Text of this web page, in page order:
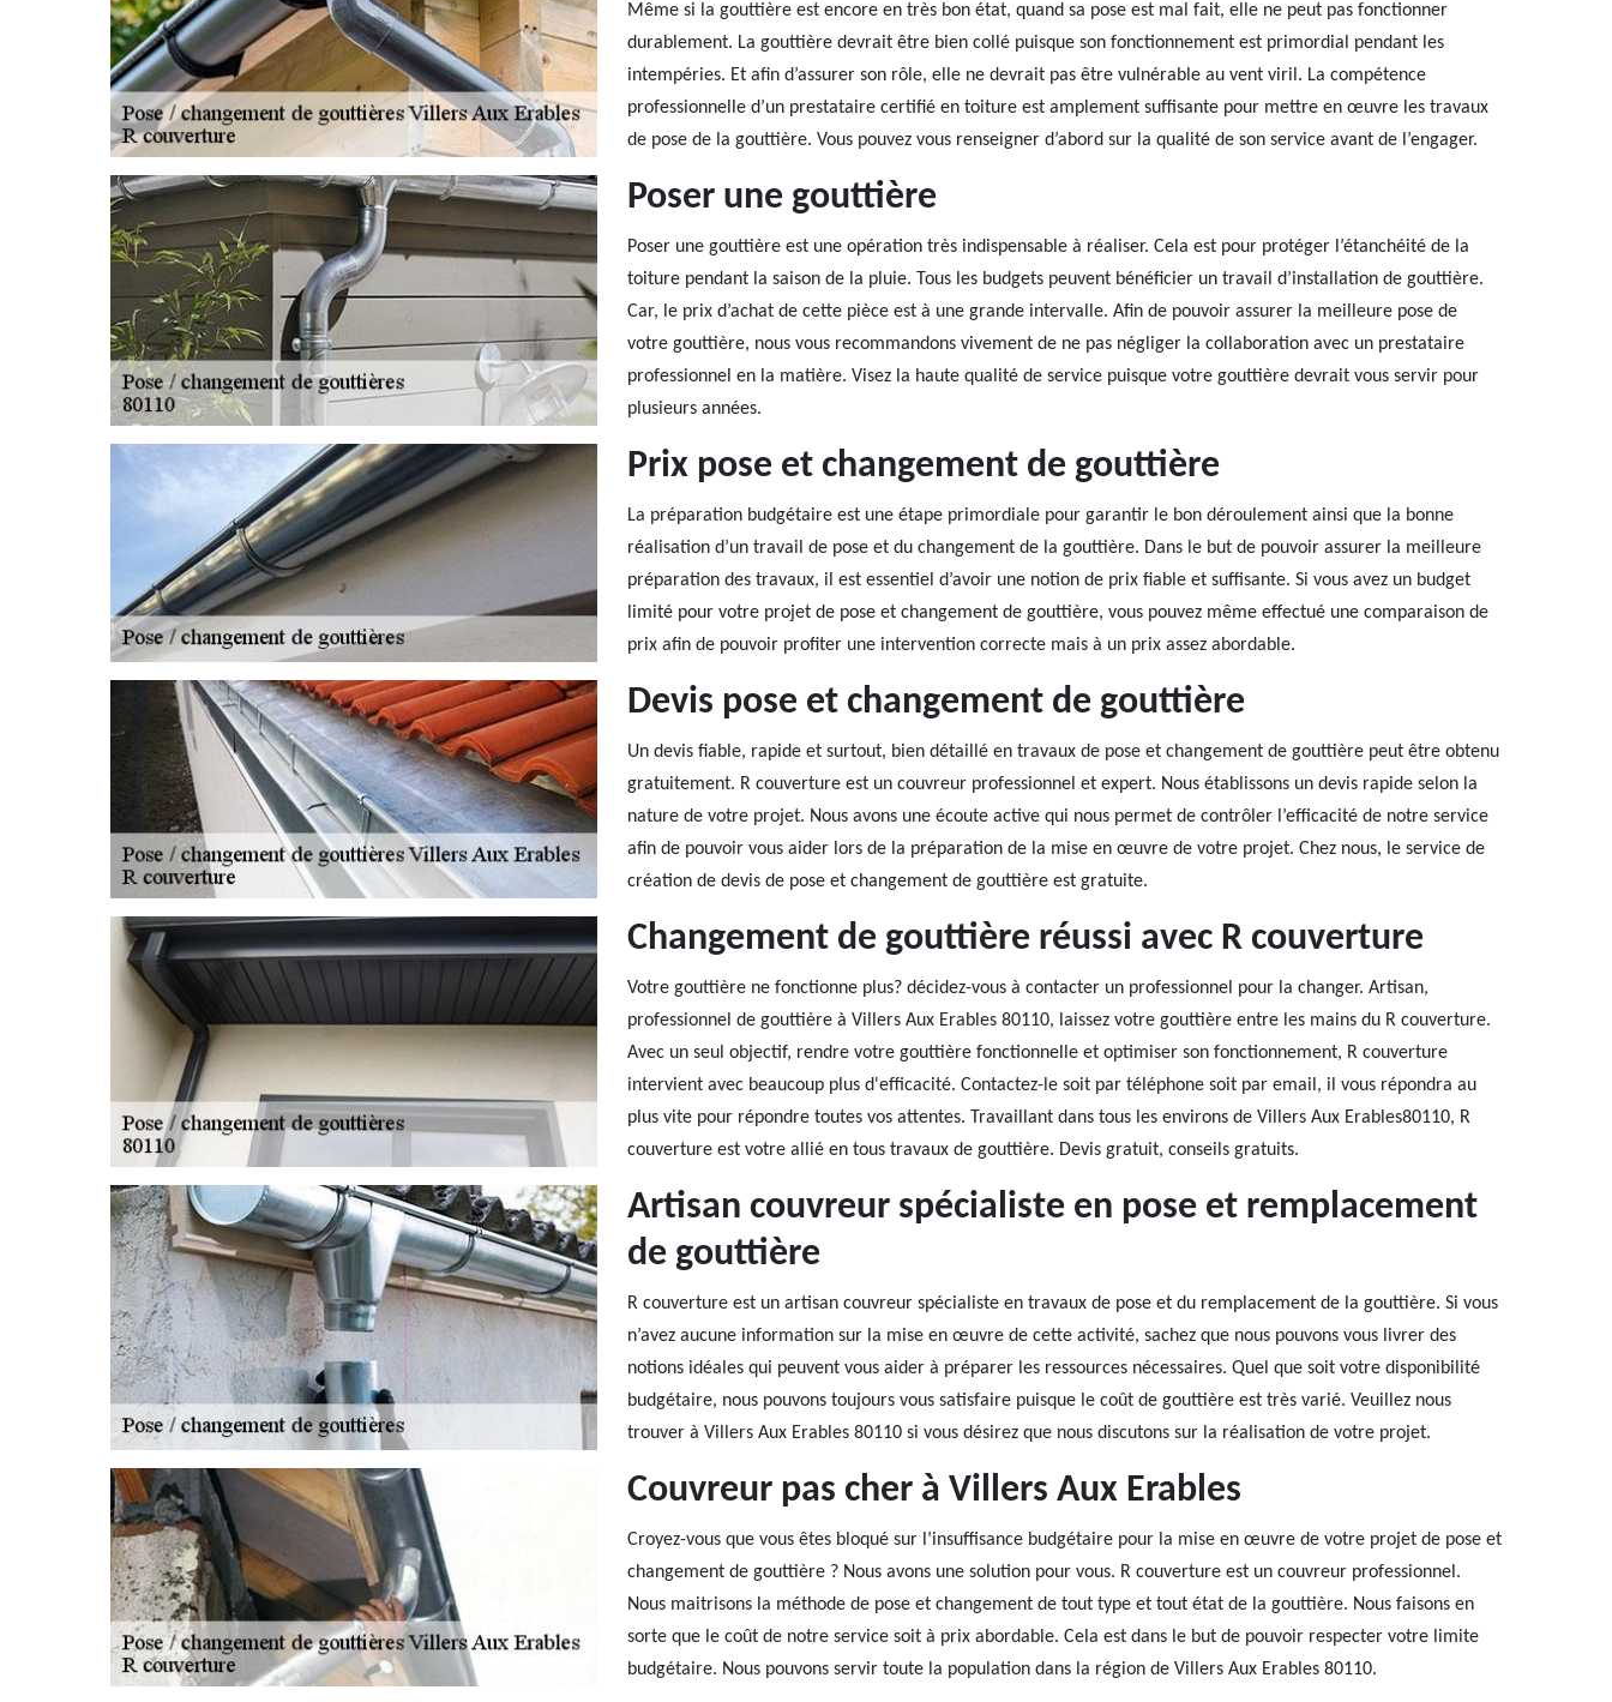
Même si la gouttière est encore en très bon état, quand sa pose est mal fait, elle ne peut pas fonctionner
durablement. La gouttière devrait être bien collé puisque son fonctionnement est primordial pendant les
intempéries. Et afin d’assurer son rôle, elle ne devrait pas être vulnérable au vent viril. La compétence
professionnelle d’un prestataire certifié en toiture est amplement suffisante pour mettre en œuvre les travaux
de pose de la gouttière. Vous pouvez vous renseigner d’abord sur la qualité de son service avant de l’engager.
Poser une gouttière
Poser une gouttière est une opération très indispensable à réaliser. Cela est pour protéger l’étanchéité de la
toiture pendant la saison de la pluie. Tous les budgets peuvent bénéficier un travail d’installation de gouttière.
Car, le prix d’achat de cette pièce est à une grande intervalle. Afin de pouvoir assurer la meilleure pose de
votre gouttière, nous vous recommandons vivement de ne pas négliger la collaboration avec un prestataire
professionnel en la matière. Visez la haute qualité de service puisque votre gouttière devrait vous servir pour
plusieurs années.
Prix pose et changement de gouttière
La préparation budgétaire est une étape primordiale pour garantir le bon déroulement ainsi que la bonne
réalisation d’un travail de pose et du changement de la gouttière. Dans le but de pouvoir assurer la meilleure
préparation des travaux, il est essentiel d’avoir une notion de prix fiable et suffisante. Si vous avez un budget
limité pour votre projet de pose et changement de gouttière, vous pouvez même effectué une comparaison de
prix afin de pouvoir profiter une intervention correcte mais à un prix assez abordable.
Devis pose et changement de gouttière
Un devis fiable, rapide et surtout, bien détaillé en travaux de pose et changement de gouttière peut être obtenu
gratuitement. R couverture est un couvreur professionnel et expert. Nous établissons un devis rapide selon la
nature de votre projet. Nous avons une écoute active qui nous permet de contrôler l’efficacité de notre service
afin de pouvoir vous aider lors de la préparation de la mise en œuvre de votre projet. Chez nous, le service de
création de devis de pose et changement de gouttière est gratuite.
Changement de gouttière réussi avec R couverture
Votre gouttière ne fonctionne plus? décidez-vous à contacter un professionnel pour la changer. Artisan,
professionnel de gouttière à Villers Aux Erables 80110, laissez votre gouttière entre les mains du R couverture.
Avec un seul objectif, rendre votre gouttière fonctionnelle et optimiser son fonctionnement, R couverture
intervient avec beaucoup plus d'efficacité. Contactez-le soit par téléphone soit par email, il vous répondra au
plus vite pour répondre toutes vos attentes. Travaillant dans tous les environs de Villers Aux Erables80110, R
couverture est votre allié en tous travaux de gouttière. Devis gratuit, conseils gratuits.
Artisan couvreur spécialiste en pose et remplacement
de gouttière
R couverture est un artisan couvreur spécialiste en travaux de pose et du remplacement de la gouttière. Si vous
n’avez aucune information sur la mise en œuvre de cette activité, sachez que nous pouvons vous livrer des
notions idéales qui peuvent vous aider à préparer les ressources nécessaires. Quel que soit votre disponibilité
budgétaire, nous pouvons toujours vous satisfaire puisque le coût de gouttière est très varié. Veuillez nous
trouver à Villers Aux Erables 80110 si vous désirez que nous discutons sur la réalisation de votre projet.
Couvreur pas cher à Villers Aux Erables
Croyez-vous que vous êtes bloqué sur l’insuffisance budgétaire pour la mise en œuvre de votre projet de pose et
changement de gouttière ? Nous avons une solution pour vous. R couverture est un couvreur professionnel.
Nous maitrisons la méthode de pose et changement de tout type et tout état de la gouttière. Nous faisons en
sorte que le coût de notre service soit à prix abordable. Cela est dans le but de pouvoir respecter votre limite
budgétaire. Nous pouvons servir toute la population dans la région de Villers Aux Erables 80110.